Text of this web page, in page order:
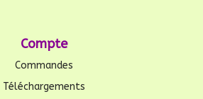
Compte
Commandes
Téléchargements